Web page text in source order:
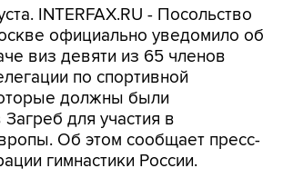
INTERFAX.RU - Посольство
официально уведомило об
виз девяти из 65 членов
по спортивной
должны были
Загреб для участия в
Об этом сообщает пресс-
гимнастики России.